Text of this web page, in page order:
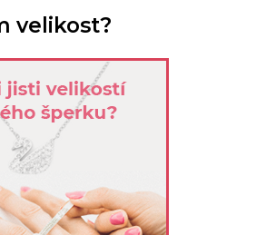
velikost?